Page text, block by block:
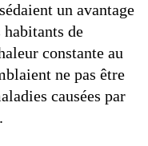
un avantage
de
constante au
ne pas être
causées par